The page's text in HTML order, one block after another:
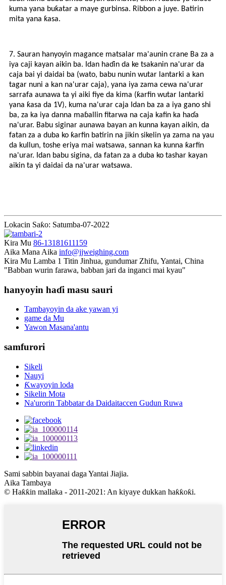
kuma yana buƙatar a maye gurbinsa. Ribbon a juye. Batirin
mita yana ƙasa.
7. Sauran hanyoyin magance matsalar ma'aunin crane Ba za a
iya caji kayan aikin ba. Idan haɗin da ke tsakanin na'urar da
caja bai yi daidai ba (wato, babu nunin wutar lantarki a kan
tagar nuni a kan na'urar caja), yana iya zama cewa na'urar
sarrafa aunawa ta yi aiki fiye da kima (ƙarfin wutar lantarki
yana ƙasa da 1V), kuma na'urar caja Idan ba za a iya gano shi
ba, za ka iya danna maɓallin fitarwa na caja kafin ka haɗa
na'urar. Babu siginar aunawa bayan an kunna kayan aikin, da
fatan za a duba ko ƙarfin batirin na jikin sikelin ya zama na yau
da kullun, toshe eriya mai watsawa, sannan ka kunna ƙarfin
na'urar. Idan babu sigina, da fatan za a duba ko tashar kayan
aikin ta yi daidai da na'urar watsawa.
Lokacin Saƙo: Satumba-07-2022
Kira Mu 86-13181611159
Aika Mana Aika info@jjweighing.com
Kira Mu Lamba 1 Titin Jinhua, gundumar Zhifu, Yantai, China
"Babban wurin farawa, babban jari da inganci mai kyau"
hanyoyin haɗi masu sauri
Tambayoyin da ake yawan yi
game da Mu
Yawon Masana'antu
samfurori
Sikeli
Nauyi
Ƙwayoyin loda
Sikelin Mota
Na'urorin Tabbatar da Daidaitaccen Gudun Ruwa
Sami sabbin bayanai daga Yantai Jiajia.
Aika Tambaya
© Haƙƙin mallaka - 2011-2021: An kiyaye dukkan haƙƙoƙi.